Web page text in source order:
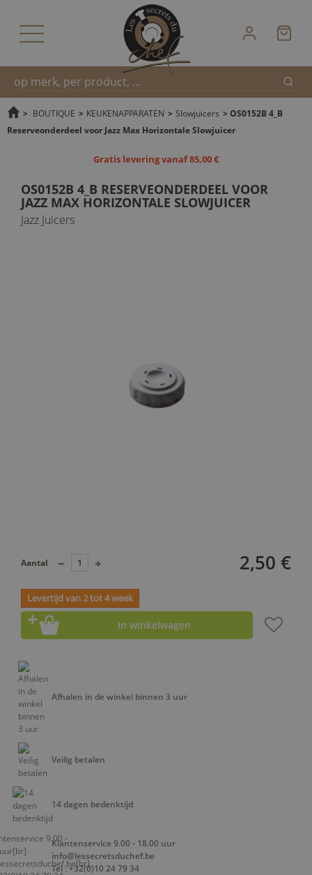
Snel
> BOUTIQUE > KEUKENAPPARATEN > Slowjuicers > OS0152B 4_B
Reserveonderdeel voor Jazz Max Horizontale Slowjuicer
Gratis levering vanaf 85,00 €
OS0152B 4_B RESERVEONDERDEEL VOOR
JAZZ MAX HORIZONTALE SLOWJUICER
Jazz Juicers
2,50 €
Aantal
Levertijd van 2 tot 4 week
In winkelwagen
Afhalen in de winkel binnen 3 uur
Veilig betalen
14 dagen bedenktijd
Klantenservice 9.00 - 18.00 uur
info@lessecretsduchef.be
Tel : +32(0)10 24 79 34